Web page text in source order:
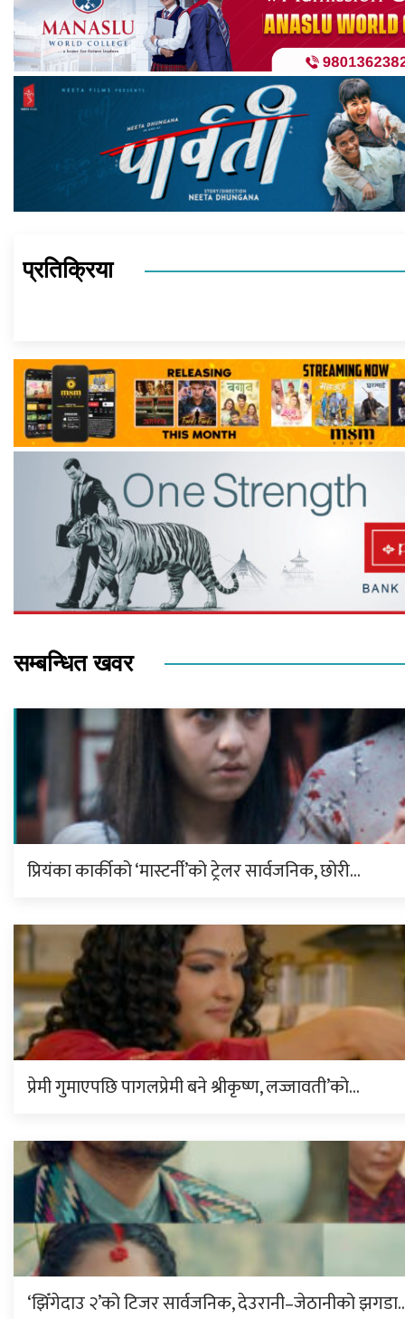
प्रतिक्रिया
सम्बन्धित खवर
प्रियंका कार्कीको ‘मास्टर्नी’को ट्रेलर सार्वजनिक, छोरी…
प्रेमी गुमाएपछि पागलप्रेमी बने श्रीकृष्ण, लज्जावती’को…
‘झिँगेदाउ २’को टिजर सार्वजनिक, देउरानी–जेठानीको